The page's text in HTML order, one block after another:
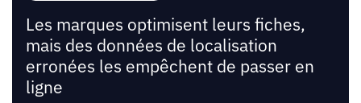
Les marques optimisent leurs fiches,
mais des données de localisation
erronées les empêchent de passer en
ligne